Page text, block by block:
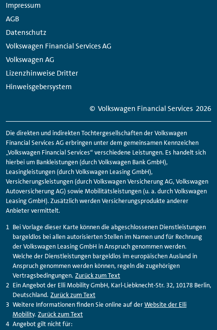
Impressum
AGB
Datenschutz
Volkswagen Financial Services AG
Volkswagen AG
Lizenzhinweise Dritter
Hinweisgebersystem
© Volkswagen Financial Services 2026
Die direkten und indirekten Tochtergesellschaften der Volkswagen
FinancialServices AG erbringen unter dem gemeinsamen Kennzeichen
„Volkswagen FinancialServices“ verschiedene Leistungen. Es handelt sich
hierbei um Bankleistungen (durch Volkswagen Bank GmbH),
Leasingleistungen (durch Volkswagen Leasing GmbH),
Versicherungsleistungen (durch Volkswagen Versicherung AG, Volkswagen
Autoversicherung AG) sowie Mobilitätsleistungen (u. a. durch Volkswagen
Leasing GmbH). Zusätzlich werden Versicherungsprodukte anderer
Anbieter vermittelt.
Bei Vorlage dieser Karte können die abgeschlossenen Dienstleistungen
bargeldlos bei allen autorisierten Stellen im Namen und für Rechnung
der Volkswagen Leasing GmbH in Anspruch genommen werden.
Welche der Dienstleistungen bargeldlos im europäischen Ausland in
Anspruch genommen werden können, regeln die zugehörigen
Vertragsbedingungen. Zurück zum Text
Ein Angebot der Elli Mobility GmbH, Karl-Liebknecht-Str. 32, 10178 Berlin,
Deutschland. Zurück zum Text
Weitere Informationen finden Sie online auf derWebsite der Elli
Mobility. Zurück zum Text
Angebot gilt nicht für: